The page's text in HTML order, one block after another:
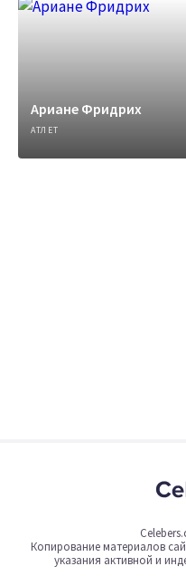
Ариане Фридрих
АТЛЕТ
Копирование материалов
указания активной и